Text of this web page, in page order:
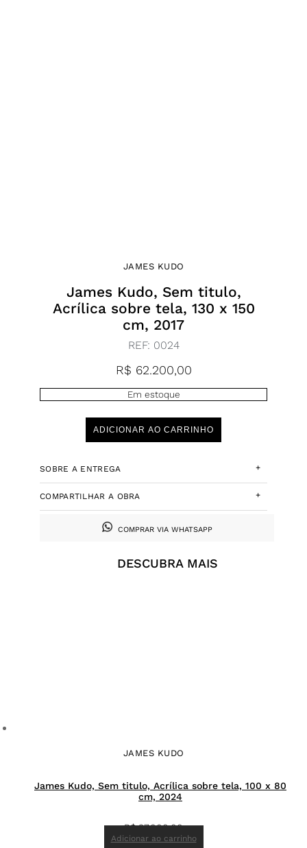
JAMES KUDO
James Kudo, Sem titulo,
Acrílica sobre tela, 130 x 150
cm, 2017
REF: 0024
R$ 62.200,00
Em estoque
ADICIONAR AO CARRINHO
SOBRE A ENTREGA +
COMPARTILHAR A OBRA +
COMPRAR VIA WHATSAPP
DESCUBRA MAIS
JAMES KUDO
James Kudo, Sem titulo, Acrílica sobre tela, 100 x 80
cm, 2024
R$37.000,00
Adicionar ao carrinho